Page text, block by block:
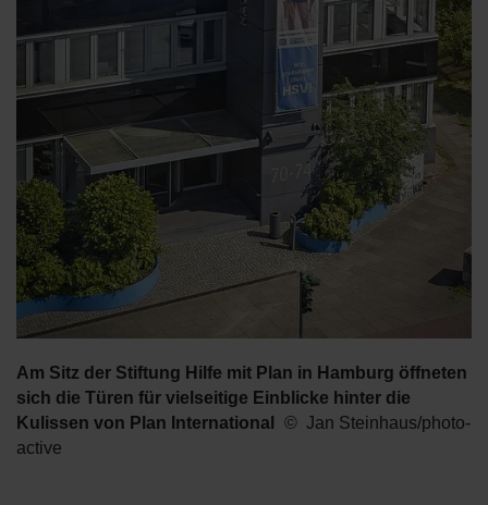
Am Sitz der Stiftung Hilfe mit Plan in Hamburg öffneten
sich die Türen für vielseitige Einblicke hinter die
Kulissen von Plan International
Jan Steinhaus/photo-
active